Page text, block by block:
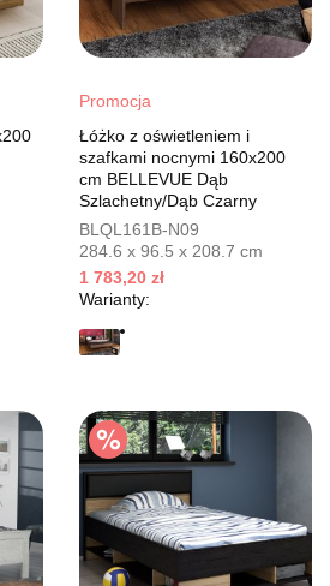
Promocja
Łóżko z oświetleniem i
szafkami nocnymi 160x200
cm BELLEVUE Dąb
Szlachetny/Dąb Czarny
BLQL161B-N09
284.6 x 96.5 x 208.7 cm
1 783,20 zł
Warianty: